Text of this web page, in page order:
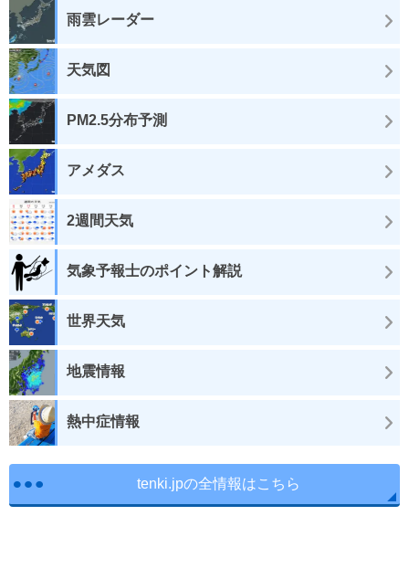
雨雲レーダー
天気図
PM2.5分布予測
アメダス
2週間天気
気象予報士のポイント解説
世界天気
地震情報
熱中症情報
tenki.jpの全情報はこちら